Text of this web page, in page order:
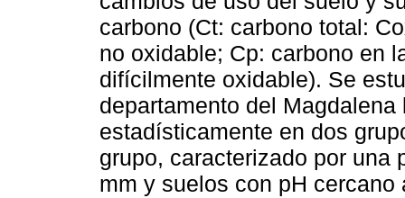
carbono (Ct: carbono total:
no oxidable; Cp: carbono en
difícilmente oxidable). Se
departamento del
estadísticamente en dos
grupo, caracterizado por una
mm y suelos con pH